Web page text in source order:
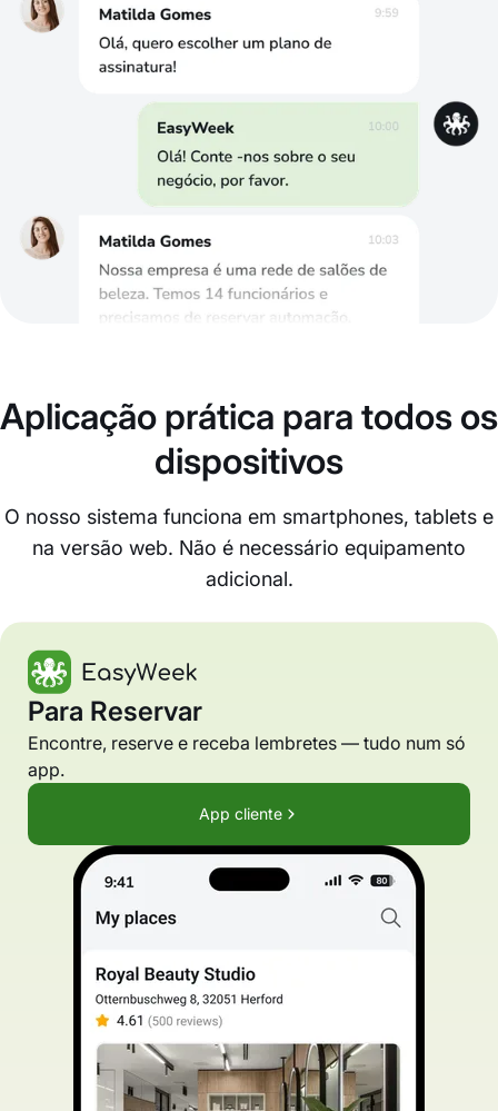
Aplicação prática para todos os
dispositivos
O nosso sistema funciona em smartphones, tablets e
na versão web. Não é necessário equipamento
adicional.
Para Reservar
Encontre, reserve e receba lembretes — tudo num só
app.
App cliente